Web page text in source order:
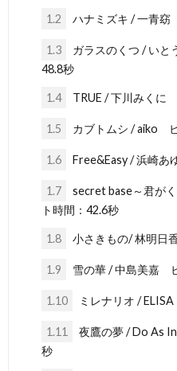
1.2 ハナミズキ / 一青
1.3
ガラスのくつ / い
48.8秒
1.4 TRUE / 下川みくに
1.5 カブトムシ / aiko
1.6 Free&Easy / 浜崎
1.7
secret base～君が
ト時間：42.6秒
1.8 小さきもの/ 林明日
1.9 雪の華 / 中島美嘉
1.10 ミレナリオ /
1.11
夜鷹の夢 / Do As
秒